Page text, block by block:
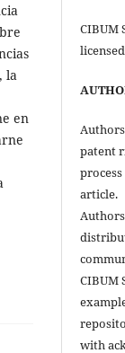
la
en
CIBUM
patent
article.
CIBUM
with